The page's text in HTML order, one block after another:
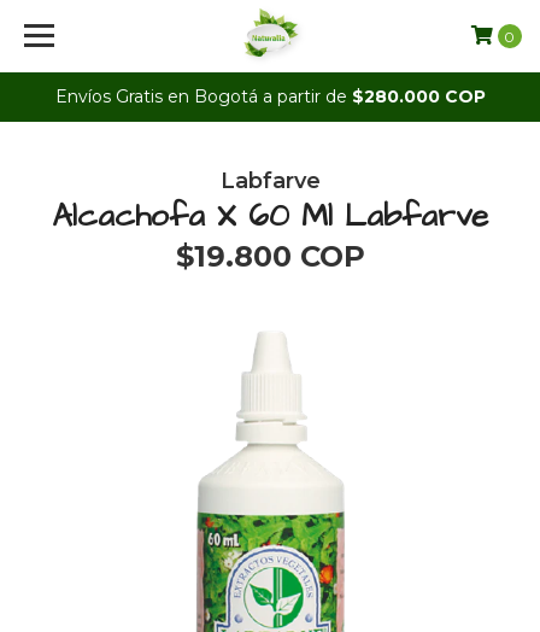
Envíos Gratis en Bogotá a partir de $280.000 COP
0
Labfarve
Alcachofa X 60 Ml Labfarve
$19.800 COP